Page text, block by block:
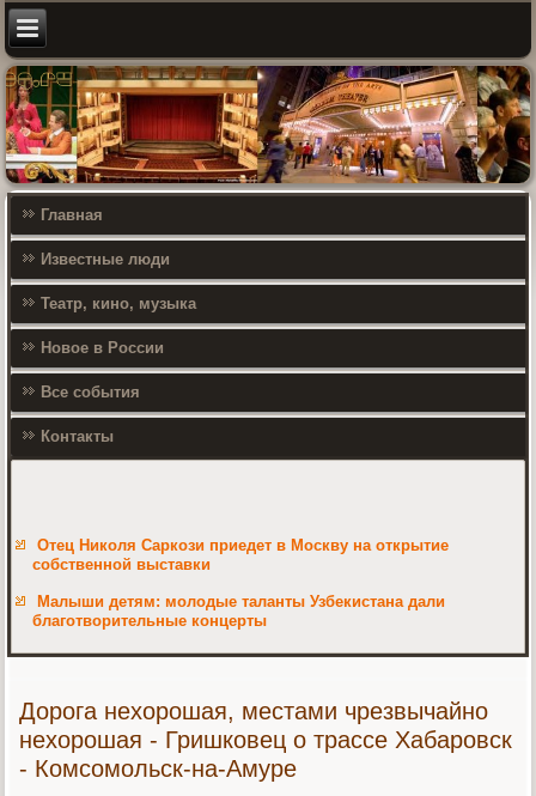
Главная
Известные люди
Театр, кино, музыка
Новое в России
Все события
Контакты
Отец Николя Саркози приедет в Москву на открытие
собственной выставки
Малыши детям: молодые таланты Узбекистана дали
благотворительные концерты
Дорога нехорошая, местами чрезвычайно
нехорошая - Гришковец о трассе Хабаровск
- Комсомольск-на-Амуре